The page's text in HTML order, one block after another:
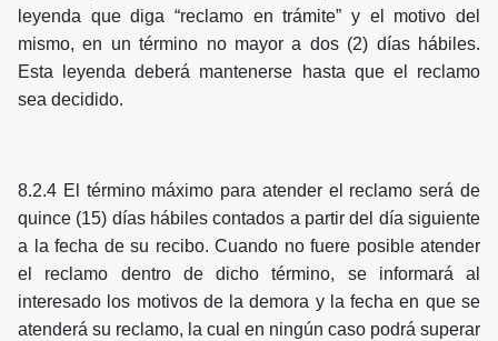
leyenda que diga “reclamo en trámite” y el motivo del
mismo, en un término no mayor a dos (2) días hábiles.
Esta leyenda deberá mantenerse hasta que el reclamo
sea decidido.
8.2.4 El término máximo para atender el reclamo será de
quince (15) días hábiles contados a partir del día siguiente
a la fecha de su recibo. Cuando no fuere posible atender
el reclamo dentro de dicho término, se informará al
interesado los motivos de la demora y la fecha en que se
atenderá su reclamo, la cual en ningún caso podrá superar